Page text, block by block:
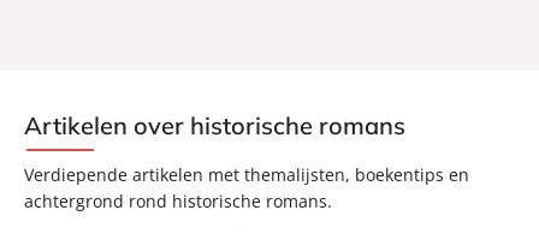
Artikelen over historische romans
Verdiepende artikelen met themalijsten, boekentips en
achtergrond rond historische romans.